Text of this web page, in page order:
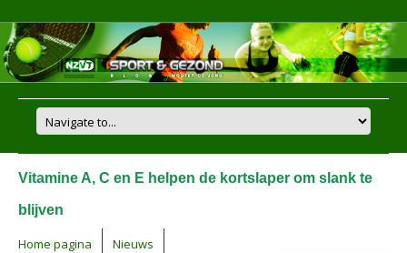
Vitamine A, C en E helpen de kortslaper om slank te
blijven
Home pagina
Nieuws